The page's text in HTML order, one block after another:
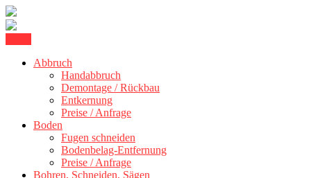
content
BBS Technik GmbH
300 kmAbbruch
Handabbruch
Demontage / Rückbau
Entkernung
Preise / Anfrage
Boden
Fugen schneiden
Bodenbelag-Entfernung
Preise / Anfrage
Bohren, Schneiden, Sägen